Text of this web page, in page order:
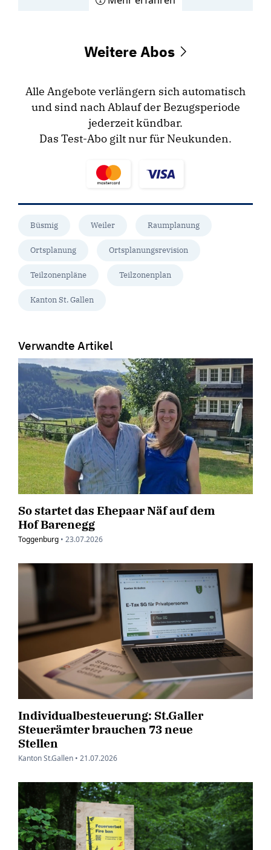
Weitere Abos
Alle Angebote verlängern sich automatisch
und sind nach Ablauf der Bezugsperiode
jederzeit kündbar.
Das Test-Abo gilt nur für Neukunden.
Büsmig Weiler Raumplanung
Ortsplanung Ortsplanungsrevision
Teilzonenpläne Teilzonenplan
Kanton St. Gallen
Verwandte Artikel
So startet das Ehepaar Näf auf dem
Hof Barenegg
Toggenburg • 23.07.2026
Individualbesteuerung: St.Galler
Steuerämter brauchen 73 neue
Stellen
Kanton St.Gallen • 21.07.2026